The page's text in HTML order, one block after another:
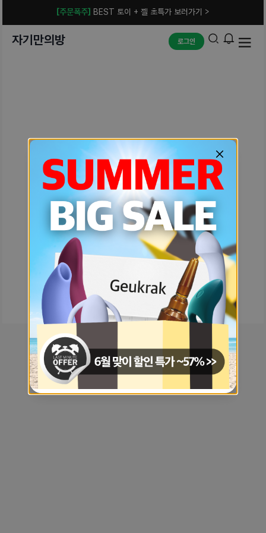
[주문폭주] BEST 토이 + 젤 초특가 보러가기 >
자기만의방 로그인
예상치 못한 에러입니다.